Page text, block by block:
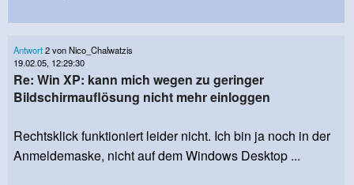
Antwort2 von Nico_Chalwatzis
19.02.05, 12:29:30
Re: Win XP: kann mich wegen zu geringer
Bildschirmauflösung nicht mehr einloggen
Rechtsklick funktioniert leider nicht. Ich bin ja noch in der
Anmeldemaske, nicht auf dem Windows Desktop ...